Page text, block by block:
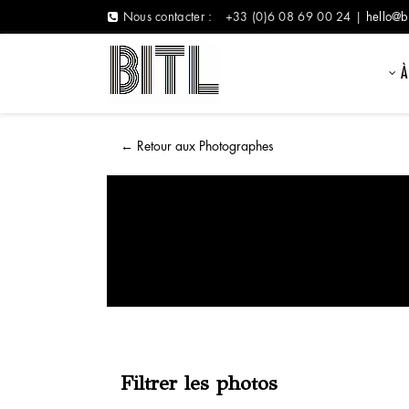
Nous contacter : +33 (0)6 08 69 00 24 |
← Retour aux Photographes
Filtrer les photos